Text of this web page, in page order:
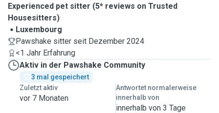
Experienced pet sitter (5* reviews on Trusted
Housesitters)
Luxembourg
Pawshake sitter seit Dezember 2024
<1 Jahr Erfahrung
Aktiv in der Pawshake Community
3 mal gespeichert
Zuletzt aktiv
vor 7 Monaten
Antwortet normalerweise
innerhalb von
innerhalb von 3 Tage